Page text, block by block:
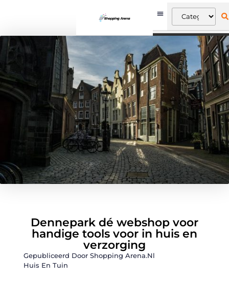
Dennepark dé webshop voor
handige tools voor in huis en
verzorging
Gepubliceerd Door Shopping Arena.nl
Huis En Tuin